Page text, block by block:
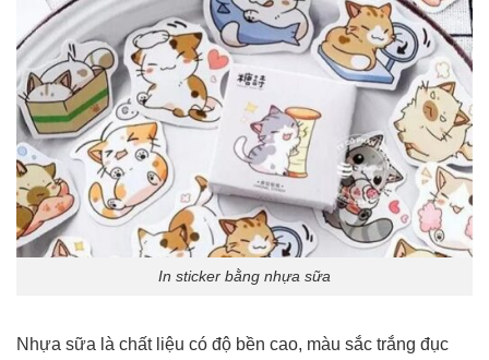
In sticker bằng nhựa sữa
Nhựa sữa là chất liệu có độ bền cao, màu sắc trắng đục